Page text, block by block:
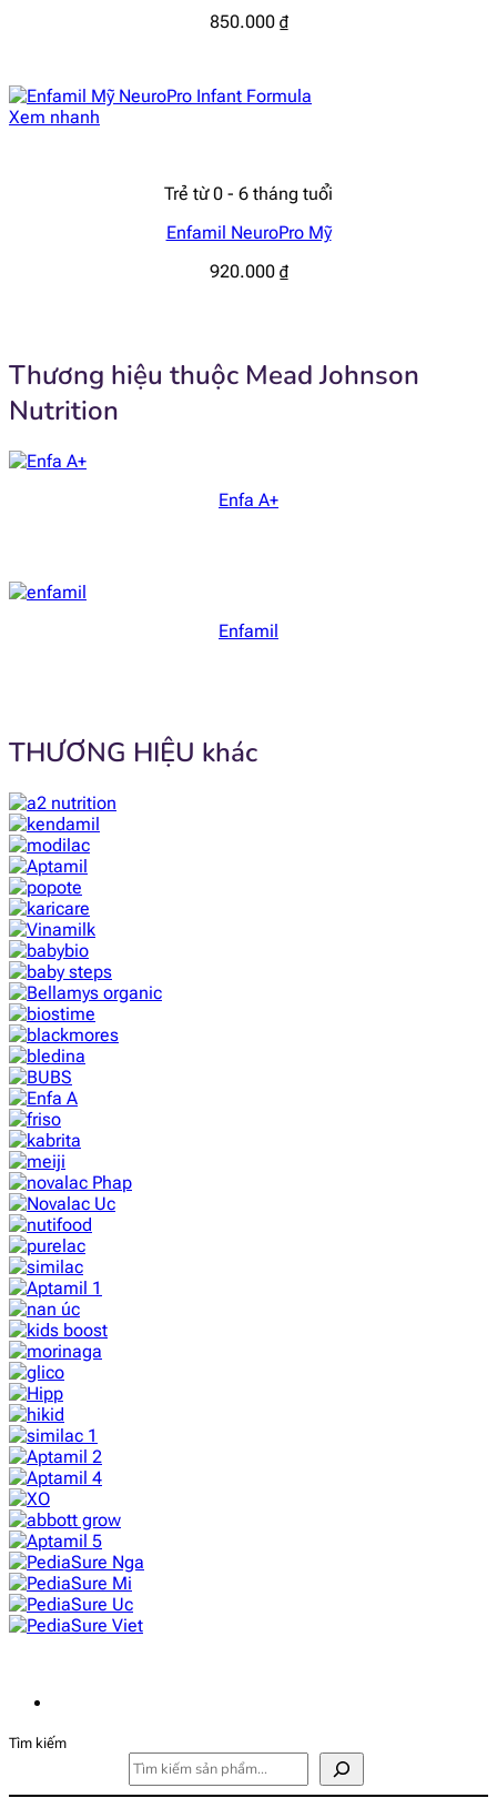
850.000 ₫
Xem nhanh
Trẻ từ 0 - 6 tháng tuổi
Enfamil NeuroPro Mỹ
920.000 ₫
Thương hiệu thuộc Mead Johnson
Nutrition
Enfa A+
Enfamil
THƯƠNG HIỆU khác
Tìm kiếm